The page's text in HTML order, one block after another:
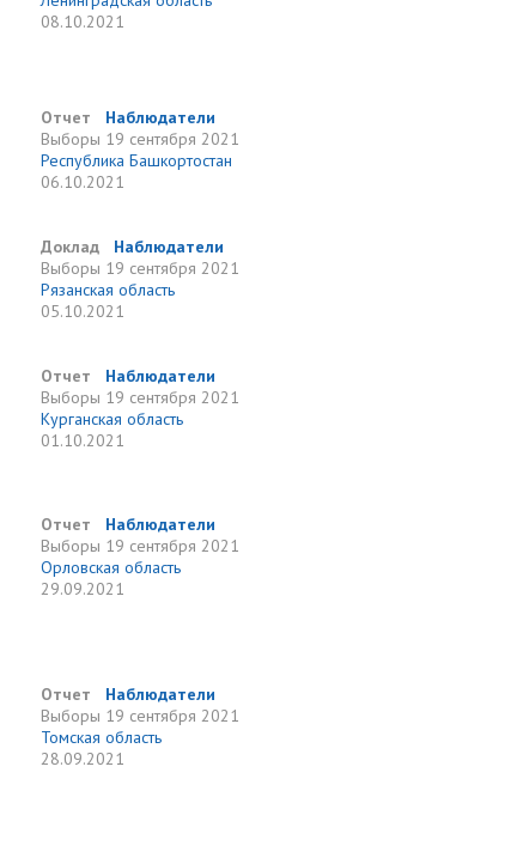
08.10.2021
Отчет
Наблюдатели
Выборы 19 сентября 2021
Республика Башкортостан
06.10.2021
Доклад
Наблюдатели
Выборы 19 сентября 2021
Рязанская область
05.10.2021
Отчет
Наблюдатели
Выборы 19 сентября 2021
Курганская область
01.10.2021
Отчет
Наблюдатели
Выборы 19 сентября 2021
Орловская область
29.09.2021
Отчет
Наблюдатели
Выборы 19 сентября 2021
Томская область
28.09.2021